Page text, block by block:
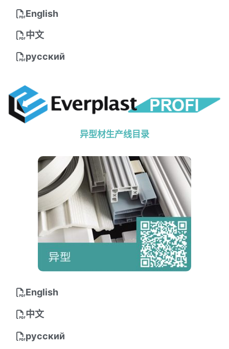
English
中文
русский
异型材生产线目录
English
中文
русский